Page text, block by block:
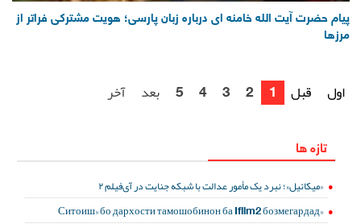
پیام حضرت آیت الله خامنه ای درباره زبان پارسی؛ هویت مشترکی فراتر از
مرزها
اول قبل 1
2
3
4
5 بعد آخر
تازه ها
«میکائیل»؛ نبرد یک مأمور عدالت با شبکه جنایت در آی‌فیلم ۲
«Ситоиш» бо дархости тамошобинон ба Ifilm2 бозмегардад